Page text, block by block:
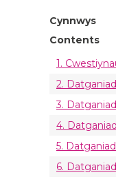
Cynnwys
Contents
1.
2.
3.
4.
5.
6.